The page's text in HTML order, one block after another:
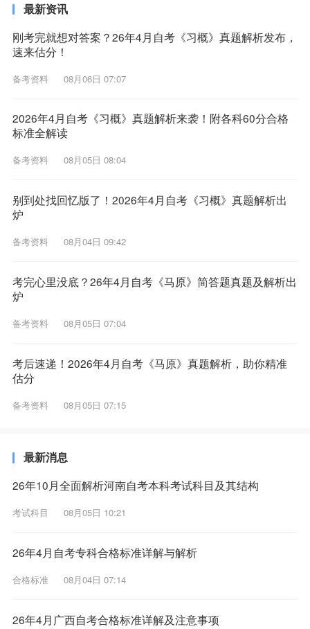
最新资讯
刚考完就想对答案？26年4月自考《习概》真题解析发布，
速来估分！
备考资料 08月06日 07:07
2026年4月自考《习概》真题解析来袭！附各科60分合格
标准全解读
备考资料 08月05日 08:04
别到处找回忆版了！2026年4月自考《习概》真题解析出
炉
备考资料 08月04日 09:42
考完心里没底？26年4月自考《马原》简答题真题及解析出
炉
备考资料 08月05日 07:04
考后速递！2026年4月自考《马原》真题解析，助你精准
估分
备考资料 08月05日 07:15
最新消息
26年10月全面解析河南自考本科考试科目及其结构
考试科目 08月05日 10:21
26年4月自考专科合格标准详解与解析
合格标准 08月04日 07:14
26年4月广西自考合格标准详解及注意事项